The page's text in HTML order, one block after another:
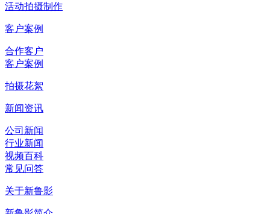
活动拍摄制作
客户案例
合作客户
客户案例
拍摄花絮
新闻资讯
公司新闻
行业新闻
视频百科
常见问答
关于新鲁影